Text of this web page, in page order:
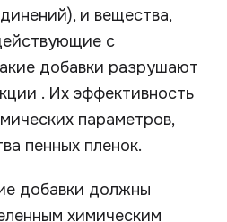
и вещества,
с
добавки разрушают
. Их эффективность
параметров,
пенных пленок.
добавки должны
химическим